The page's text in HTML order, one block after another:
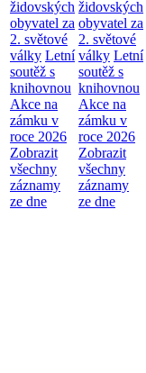
židovských
obyvatel za
2. světové
války Letní
soutěž s
knihovnou
Akce na
zámku v
roce 2026
Zobrazit
všechny
záznamy
ze dne
židovských
obyvatel za
2. světové
války Letní
soutěž s
knihovnou
Akce na
zámku v
roce 2026
Zobrazit
všechny
záznamy
ze dne